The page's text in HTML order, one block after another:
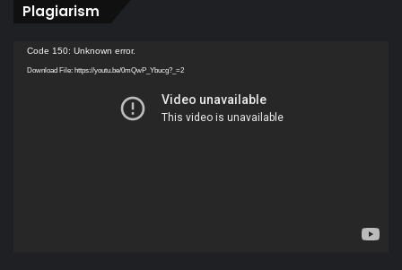
Plagiarism
Video
Player
Code 150: Unknown error.
Download File: https://youtu.be/0mQwP_Ybucg?_=2